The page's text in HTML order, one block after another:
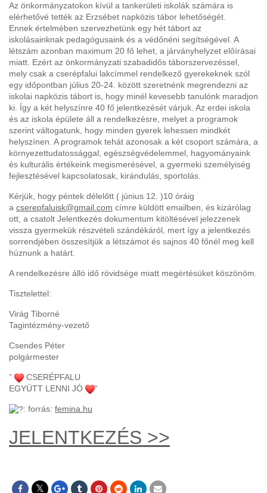
Az önkormányzatokon kívül a tankerületi iskolák számára is
elérhetővé tették az Erzsébet napközis tábor lehetőségét.
Ennek értelmében szervezhetünk egy hét tábort az
iskolásainknak pedagógusaink és a védőnéni segítségével. A
létszám azonban maximum 20 fő lehet, a járványhelyzet előírásai
miatt. Ezért az önkormányzati szabadidős táborszervezéssel,
mely csak a cserépfalui lakcímmel rendelkező gyerekeknek szól
egy időpontban július 20-24. között szeretnénk megrendezni az
iskolai napközis tábort is, hogy minél kevesebb tanulónk maradjon
ki. Így a két helyszínre 40 fő jelentkezését várjuk. Az erdei iskola
és az iskola épülete áll a rendelkezésre, melyet a programok
szerint váltogatunk, hogy minden gyerek lehessen mindkét
helyszínen. A programok tehát azonosak a két csoport számára, a
környezettudatossággal, egészségvédelemmel, hagyományaink
és kulturális értékeink megismerésével, a gyermeki személyiség
fejlesztésével kapcsolatosak, kirándulás, sportolás.
Kérjük, hogy péntek délelőtt ( június 12. )10 óráig
a cserepfaluisk@gmail.com címre küldött emailben, és kizárólag
ott, a csatolt Jelentkezés dokumentum kitöltésével jelezzenek
vissza gyermekük részvételi szándékáról, mert így a jelentkezés
sorrendjében összesítjük a létszámot és sajnos 40 főnél meg kell
húznunk a határt.
A rendelkezésre álló idő rövidsége miatt megértésüket köszönöm.
Tisztelettel:
Virág Tiborné
Tagintézmény-vezető
Csendes Péter
polgármester
”
CSERÉPFALU
EGYÜTT LENNI JÓ
”
: forrás: femina.hu
JELENTKEZÉS >>